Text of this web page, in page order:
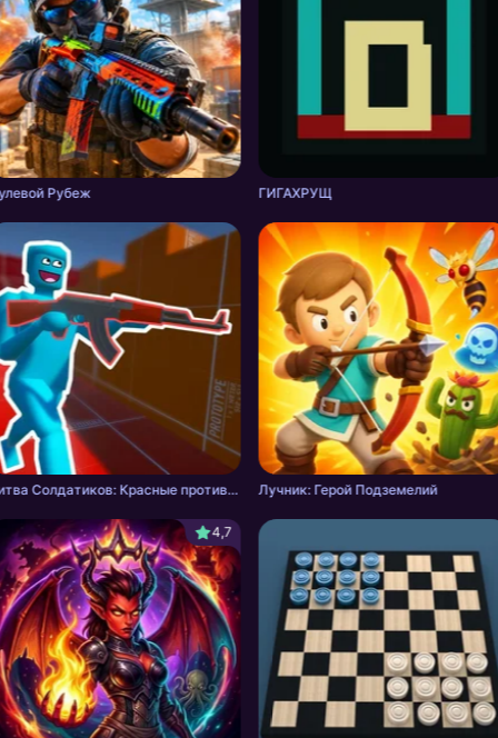
Рубеж ГИГАХРУЩ
Битва Солдатиков: Красные против Синих Лучник: Герой Подземелий
4,7